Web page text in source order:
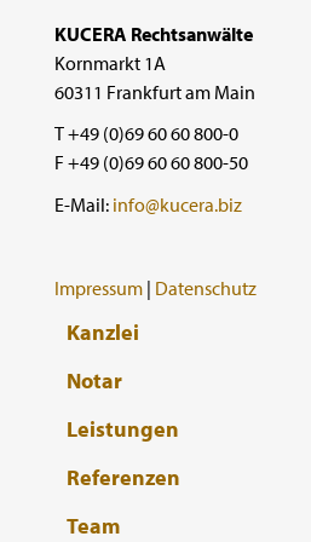
KUCERA Rechtsanwälte
Kornmarkt 1A
60311 Frankfurt am Main
T +49 (0)69 60 60 800-0
F +49 (0)69 60 60 800-50
E-Mail: info@kucera.biz
Impressum | Datenschutz
Kanzlei
Notar
Leistungen
Referenzen
Team